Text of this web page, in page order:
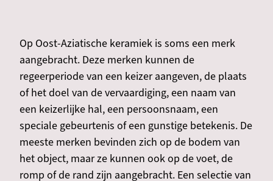
Op Oost-Aziatische keramiek is soms een merk
aangebracht. Deze merken kunnen de
regeerperiode van een keizer aangeven, de plaats
of het doel van de vervaardiging, een naam van
een keizerlijke hal, een persoonsnaam, een
speciale gebeurtenis of een gunstige betekenis. De
meeste merken bevinden zich op de bodem van
het object, maar ze kunnen ook op de voet, de
romp of de rand zijn aangebracht. Een selectie van